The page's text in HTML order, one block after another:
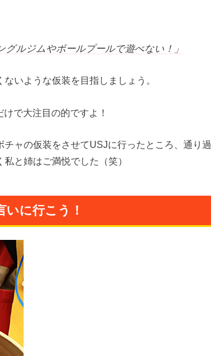
ルジムやボールプールで遊べない！」
いような仮装を目指しましょう。
で大注目の的ですよ！
ャの仮装をさせてUSJに行ったところ、通り過
と姉はご満悦でした（笑）
に行こう！